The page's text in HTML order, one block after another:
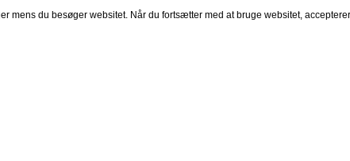
mens du besøger websitet. Når du fortsætter med at bruge websitet,